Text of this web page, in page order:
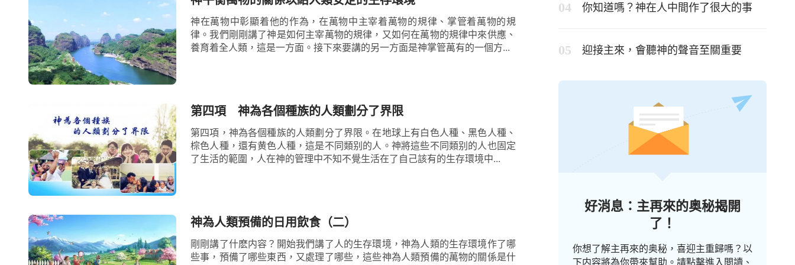
神在萬物中彰顯着他的作為，在萬物中主宰着萬物的規律、掌管着萬物的規
律。我們剛剛講了神是如何主宰萬物的規律，又如何在萬物的規律中來供應、
養育着全人類，這是一方面。接下來要講的另一方面是神掌管萬有的一個方...
第四項 神為各個種族的人類劃分了界限
第四項，神為各個種族的人類劃分了界限。在地球上有白色人種、黑色人種、
棕色人種，還有黄色人種，這是不同類别的人。神將這些不同類别的人也固定
了生活的範圍，人在神的管理中不知不覺生活在了自己該有的生存環境中...
神為人類預備的日用飲食（二）
剛剛講了什麽内容？開始我們講了人的生存環境，神為人類的生存環境作了哪
些事，預備了哪些東西，又處理了哪些，這些神為人類預備的萬物的關係是什
你知道嗎？神在人中間作了很大的事
迎接主來，會聽神的聲音至關重要
好消息：主再來的奥秘揭開
了！
你想了解主再來的奥秘，喜迎主重歸嗎？以
下内容將為你帶來幫助。請點擊進入閲讀、